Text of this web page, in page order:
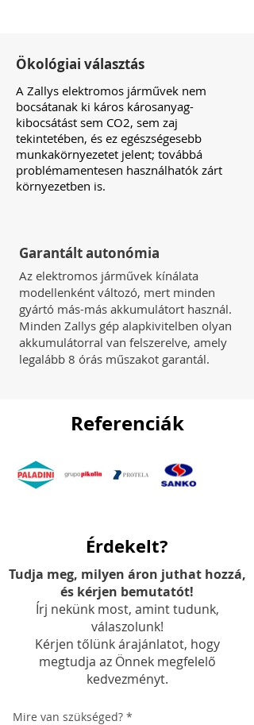
Ökológiai választás
A Zallys elektromos járművek nem
bocsátanak ki káros károsanyag-
kibocsátást sem CO2, sem zaj
tekintetében, és ez egészségesebb
munkakörnyezetet jelent; továbbá
problémamentesen használhatók zárt
környezetben is.
Garantált autonómia
Az elektromos járművek kínálata
modellenként változó, mert minden
gyártó más-más akkumulátort használ.
Minden Zallys gép alapkivitelben olyan
akkumulátorral van felszerelve, amely
legalább 8 órás műszakot garantál.
Referenciák
Érdekelt?
Tudja meg, milyen áron juthat hozzá,
és kérjen bemutatót!
Írj nekünk most, amint tudunk,
válaszolunk!
Kérjen tőlünk árajánlatot, hogy
megtudja az Önnek megfelelő
kedvezményt.
Mire van szükséged? *